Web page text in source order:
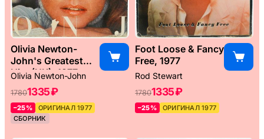
Olivia Newton-
John's Greatest
Hits (UK), 1977
Olivia Newton-John
17801335 ₽
–25%
ОРИГИНАЛ 1977
СБОРНИК
Foot Loose & Fancy
Free, 1977
Rod Stewart
17801335 ₽
–25% ОРИГИНАЛ 1977